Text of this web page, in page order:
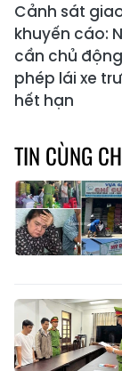
Cảnh sát
khuyến cáo:
cần chủ
phép lái xe
hết hạn
TIN CÙNG